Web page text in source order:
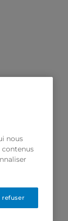
nous
contenus
refuser